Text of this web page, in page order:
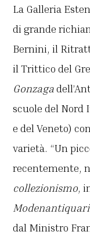
La Galleria
di grande
Bernini, il
il Trittico del
Gonzaga
scuole del Nord
e del Veneto)
varietà. “Un
recentemente,
collezionismo,
dal Ministro